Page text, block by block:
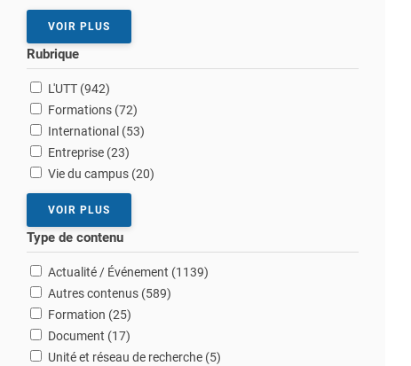
VOIR PLUS
Rubrique
L'UTT (942résultats
)
Formations (72résultats
)
International (53résultats
)
Entreprise (23résultats
)
Vie du campus (20résultats
)
VOIR PLUS
Type de contenu
Actualité / Événement (1139résultats
)
Autres contenus (589résultats
)
Formation (25résultats
)
Document (17résultats
)
Unité et réseau de recherche (5résultats
)